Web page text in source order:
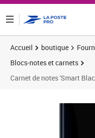
Accueil boutique
Blocs-notes et carnets
Carnet de notes 'Smart